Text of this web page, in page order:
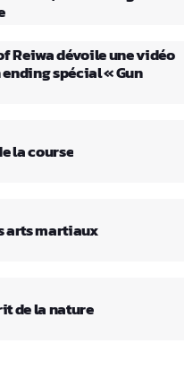
Reiwa dévoile une vidéo
spécial « Gun
la course
arts martiaux
de la nature